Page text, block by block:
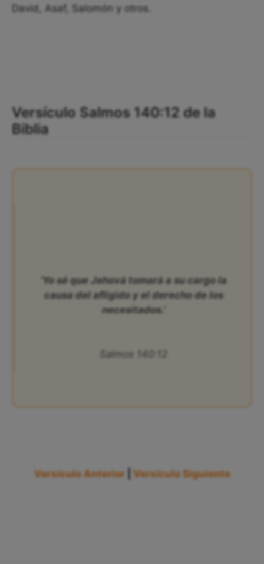
David, Asaf, Salomón y otros.
Versículo Salmos 140:12 de la
Biblia
‘Yo sé que Jehová tomará a su cargo la
causa del afligido y el derecho de los
necesitados.’
Salmos 140:12
Versículo Anterior Versículo Siguiente